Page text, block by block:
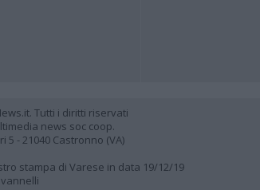
Tutti i diritti riservati
news soc coop.
5 - 21040 Castronno (VA)
stampa di Varese in data 19/12/19